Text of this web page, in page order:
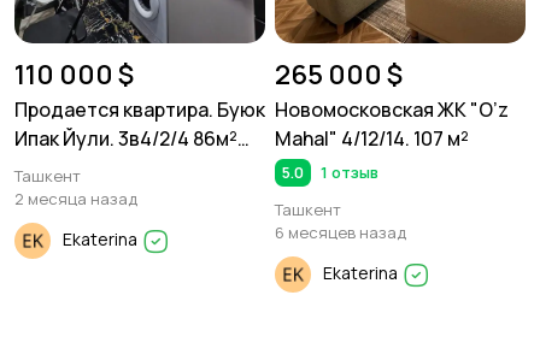
110 000 $
Продается квартира. Буюк
Ипак Йули. 3в4/2/4 86м²
Кирпич
Ташкент
2 месяца назад
Ekaterina
265 000 $
Новомосковская ЖК "O’z
Mahal" 4/12/14. 107 м²
5.0
1 отзыв
Ташкент
6 месяцев назад
Ekaterina